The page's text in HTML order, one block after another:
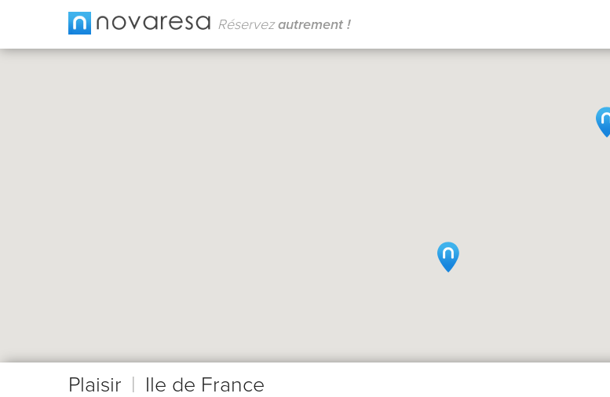
Réservezautrement !
Plaisir Ile de France